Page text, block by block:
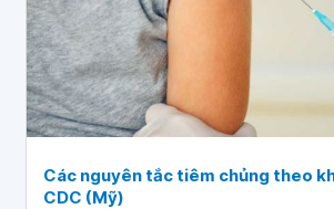
Các nguyên tắc tiêm chủng theo
CDC (Mỹ)